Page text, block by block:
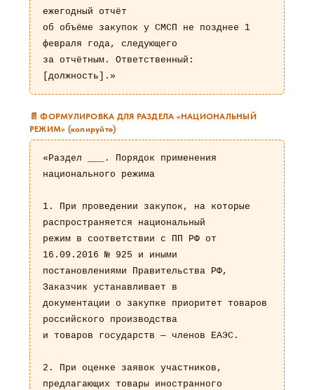
ежегодный отчёт
об объёме закупок у СМСП не позднее 1
февраля года, следующего
за отчётным. Ответственный:
[должность].»
📄 ФОРМУЛИРОВКА ДЛЯ РАЗДЕЛА «НАЦИОНАЛЬНЫЙ
РЕЖИМ» (копируйте)
«Раздел ___. Порядок применения
национального режима
1. При проведении закупок, на которые
распространяется национальный
режим в соответствии с ПП РФ от
16.09.2016 № 925 и иными
постановлениями Правительства РФ,
Заказчик устанавливает в
документации о закупке приоритет товаров
российского производства
и товаров государств — членов ЕАЭС.
2. При оценке заявок участников,
предлагающих товары иностранного